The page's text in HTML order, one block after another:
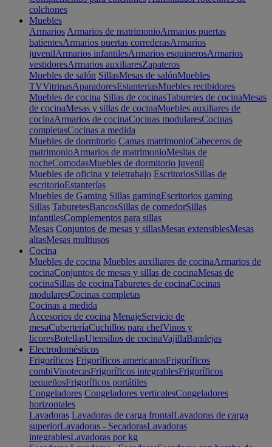
colchones
Muebles
Armarios Armarios de matrimonioArmarios puertas
batientesArmarios puertas correderasArmarios
juvenilArmarios infantilesArmarios esquinerosArmarios
vestidoresArmarios auxiliaresZapateros
Muebles de salón SillasMesas de salónMuebles
TVVitrinasAparadoresEstanteriasMuebles recibidores
Muebles de cocina Sillas de cocinasTaburetes de cocinaMesas
de cocinaMesas y sillas de cocinaMuebles auxiliares de
cocinaArmarios de cocinaCocinas modularesCocinas
completasCocinas a medida
Muebles de dormitorio Camas matrimonioCabeceros de
matrimonioArmarios de matrimonioMesitas de
nocheComodasMuebles de dormitorio juvenil
Muebles de oficina y teletrabajo EscritoriosSillas de
escritorioEstanterías
Muebles de Gaming Sillas gamingEscritorios gaming
Sillas TaburetesBancosSillas de comedorSillas
infantilesComplementos para sillas
Mesas Conjuntos de mesas y sillasMesas extensiblesMesas
altasMesas multiusos
Cocina
Muebles de cocina Muebles auxiliares de cocinaArmarios de
cocinaConjuntos de mesas y sillas de cocinaMesas de
cocinaSillas de cocinaTaburetes de cocinaCocinas
modularesCocinas completas
Cocinas a medida
Accesorios de cocina MenajeServicio de
mesaCuberteríaCuchillos para chefVinos y
licoresBotellasUtensilios de cocinaVajillaBandejas
Electrodomésticos
Frigoríficos Frigoríficos americanosFrigoríficos
combiVinotecasFrigoríficos integrablesFrigoríficos
pequeñosFrigoríficos portátiles
Congeladores Congeladores verticalesCongeladores
horizontales
Lavadoras Lavadoras de carga frontalLavadoras de carga
superiorLavadoras - SecadorasLavadoras
integrablesLavadoras por kg